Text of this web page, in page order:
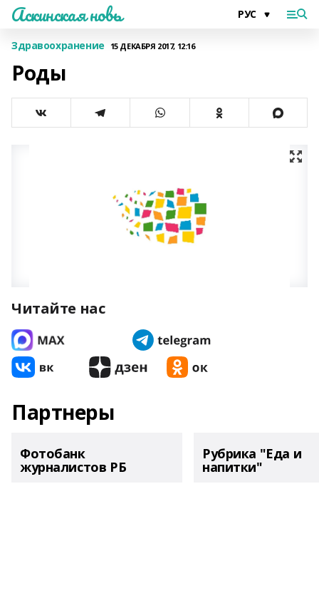
Аскинская новь
Здравоохранение 15 ДЕКАБРЯ 2017, 12:16
Роды
Читайте нас
Партнеры
Фотобанк
журналистов РБ
Рубрика "Еда и
напитки"